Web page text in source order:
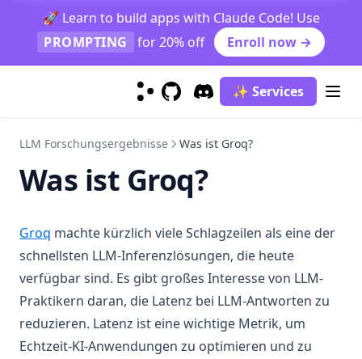
🚀 Learn to build apps with Claude Code! Use
PROMPTING
for 20% off Enroll now →
(opens in a new tab)
Discord
(opens in a new tab)
✨ Services
Synthetische Daten
RAG Zuverlässigkeit
LLM In-Context Recall
Vertrauenswürdigkeit in LLMs
LLM Tokenisierung
Werkzeuge & Bibliotheken
Notebooks
Datensätze
Zusatzlektüre
LLM Forschungsergebnisse Was ist Groq?
Was ist Groq?
Groq (opens in a new tab)
machte kürzlich viele Schlagzeilen als eine der
schnellsten LLM-Inferenzlösungen, die heute
verfügbar sind. Es gibt großes Interesse von LLM-
Praktikern daran, die Latenz bei LLM-Antworten zu
reduzieren. Latenz ist eine wichtige Metrik, um
Echtzeit-KI-Anwendungen zu optimieren und zu